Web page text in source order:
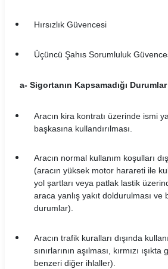
Rent Trendy Araç Kiralama Koşulları
Sixt Araç Kiralama Koşulları
The Leon Araç Kiralama Koşulları
Torlak Araç Kiralama Koşulları
Turento Araç Kiralama Koşulları
Turmobil Araç Kiralama Koşulları
Wowcar Araç Kiralama Koşulları
Hırsızlık Güvencesi
Üçüncü Şahıs Sorumluluk
a- Sigortanın Kapsamadığı Durumlar
Aracın kira kontratı üzerinde ismi
başkasına kullandırılması.
Aracın normal kullanım koşulları
(aracın yüksek motor harareti ile
yol şartları veya patlak lastik
araca yanlış yakıt doldurulması ve
durumlar).
Aracın trafik kuralları dışında
sınırlarının aşılması, kırmızı
benzeri diğer ihlaller).